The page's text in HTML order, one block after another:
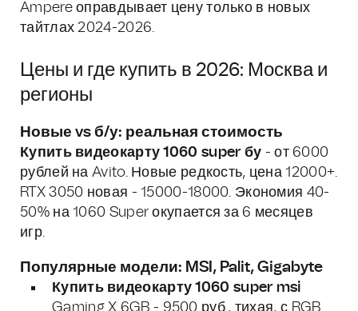
Ampere оправдывает цену только в новых
тайтлах 2024-2026.
Цены и где купить в 2026: Москва и
регионы
Новые vs б/у: реальная стоимость
Купить видеокарту 1060 super бу - от 6000
рублей на Avito. Новые редкость, цена 12000+.
RTX 3050 новая - 15000-18000. Экономия 40-
50% на 1060 Super окупается за 6 месяцев
игр.
Популярные модели: MSI, Palit, Gigabyte
Купить видеокарту 1060 super msi
Gaming X 6GB - 9500 руб., тихая, с RGB.